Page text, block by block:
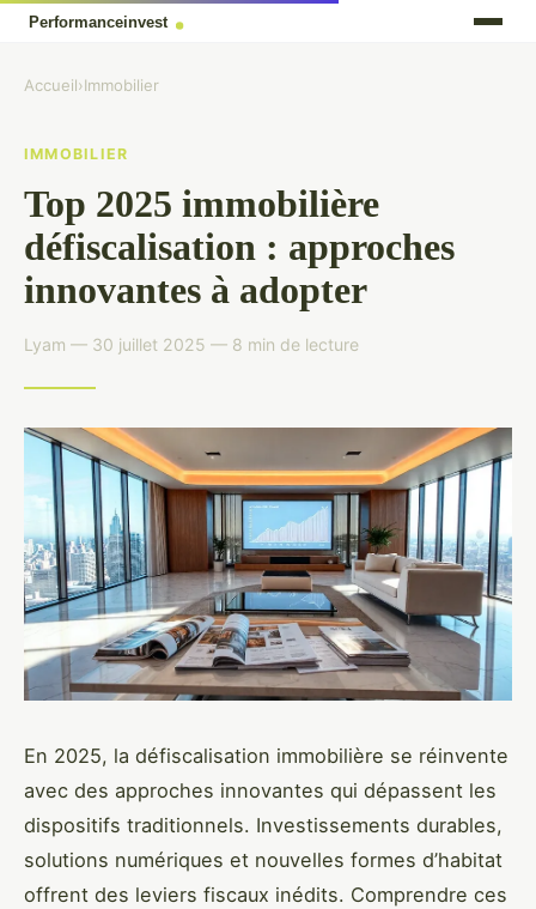
Accueil›Immobilier
IMMOBILIER
Top 2025 immobilière
défiscalisation : approches
innovantes à adopter
Lyam — 30 juillet 2025 — 8 min de lecture
En 2025, la défiscalisation immobilière se réinvente
avec des approches innovantes qui dépassent les
dispositifs traditionnels. Investissements durables,
solutions numériques et nouvelles formes d’habitat
offrent des leviers fiscaux inédits. Comprendre ces